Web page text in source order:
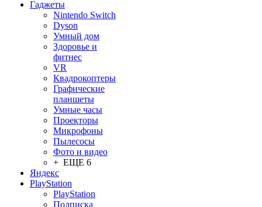
Гаджеты
Nintendo Switch
Dyson
Умный дом
Здоровье и
фитнес
VR
Квадрокоптеры
Графические
планшеты
Умные часы
Проекторы
Микрофоны
Пылесосы
Фото и видео
+ ЕЩЕ 6
Яндекс
PlayStation
PlayStation
Подписка